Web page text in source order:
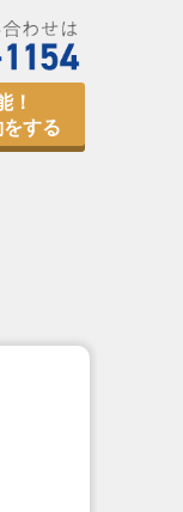
！
する